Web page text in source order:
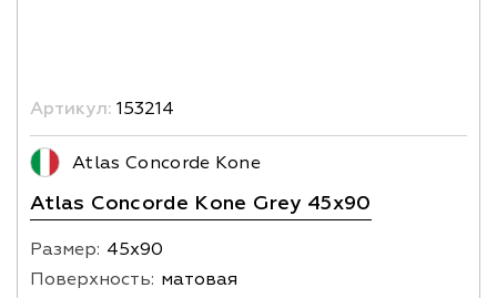
Артикул: 153214
Atlas Concorde Kone
Atlas Concorde Kone Grey 45x90
Размер: 45х90
Поверхность: матовая